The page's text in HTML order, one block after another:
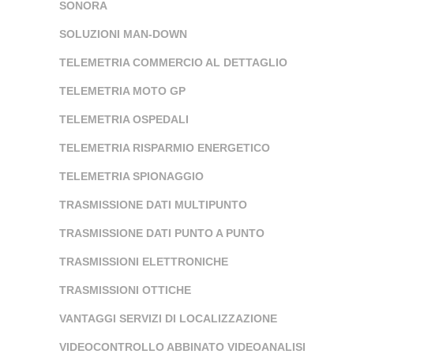
SONORA
SOLUZIONI MAN-DOWN
TELEMETRIA COMMERCIO AL DETTAGLIO
TELEMETRIA MOTO GP
TELEMETRIA OSPEDALI
TELEMETRIA RISPARMIO ENERGETICO
TELEMETRIA SPIONAGGIO
TRASMISSIONE DATI MULTIPUNTO
TRASMISSIONE DATI PUNTO A PUNTO
TRASMISSIONI ELETTRONICHE
TRASMISSIONI OTTICHE
VANTAGGI SERVIZI DI LOCALIZZAZIONE
VIDEOCONTROLLO ABBINATO VIDEOANALISI